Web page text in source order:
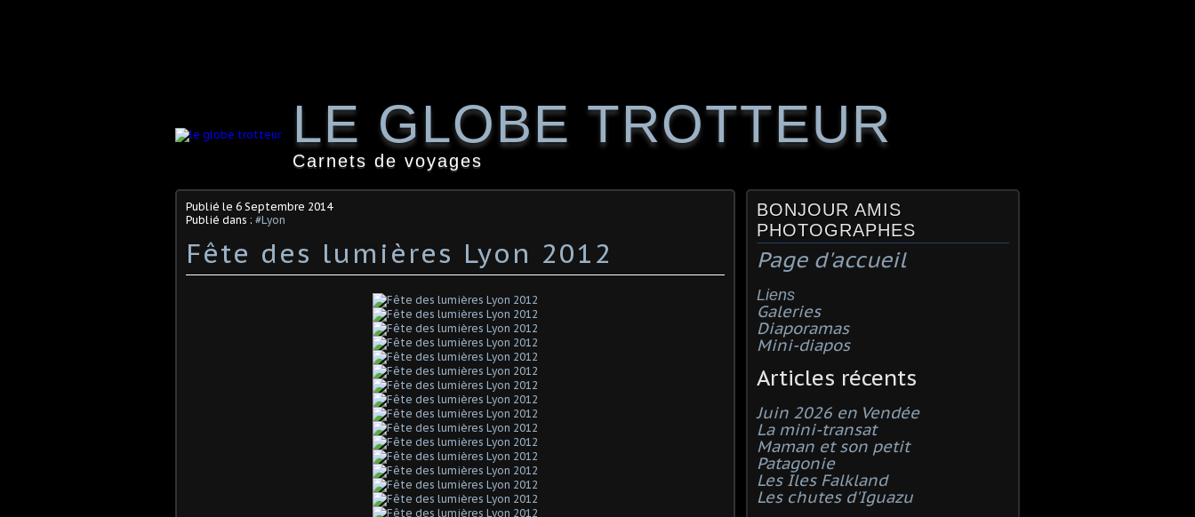
LE GLOBE TROTTEUR
Carnets de voyages
Publié le 6 Septembre 2014
Publié dans : #Lyon
Fête des lumières Lyon 2012
BONJOUR AMIS
PHOTOGRAPHES
Page d'accueil
Liens
Galeries
Diaporamas
Mini-diapos
Articles récents
Juin 2026 en Vendée
La mini-transat
Maman et son petit
Patagonie
Les Iles Falkland
Les chutes d'Iguazu